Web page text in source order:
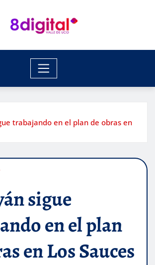
trabajando en el plan de obras en
sigue
en el plan
en Los Sauces